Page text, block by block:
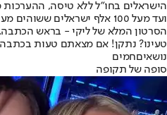
הישראלים בחו"ל ללא טיסה,
ועד מעל 100 אלף ישראלים ששוהים מעבר לים ללא אפשרות לשוב ארצה.
הסרטון המלא של ליקי - בראש הכתבה.
טעינו? נתקן! אם מצאתם טעות
נושאיםחמים
סופה של תקופה